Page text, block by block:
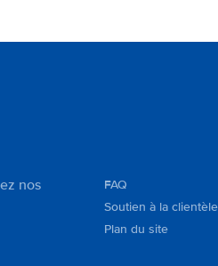
nos
FAQ
Soutien à la clientèle
Plan du site